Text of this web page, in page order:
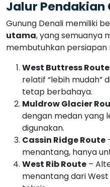
Muldrow Glacier
dengan medan yang
digunakan.
Cassin Ridge Route
West Rib Route–
menantang dari West
teknis.
Tantangan dan
Pendakian
Meskipun Denali tidak
gunung ini terkenal
tantangan utama yang